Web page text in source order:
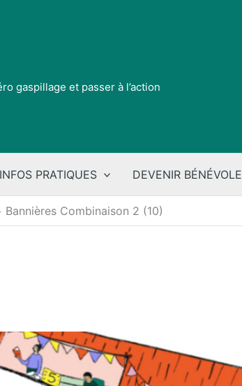
gaspillage et passer à l’action
INFOS PRATIQUES DEVENIR BÉNÉVOLE
Bannières Combinaison 2 (10)